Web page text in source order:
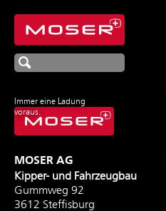
Immer eine Ladung
voraus.
MOSER AG
Kipper- und Fahrzeugbau
Gummweg 92
3612 Steffisburg